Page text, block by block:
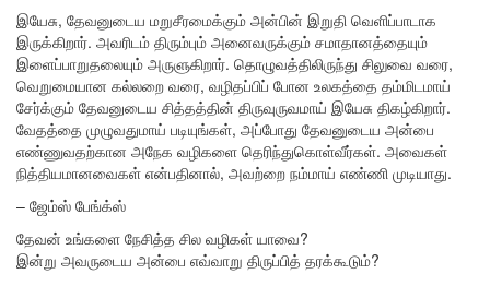
இயேசு, தேவனுடைய மறுசீரமைக்கும் அன்பின் இறுதி வெளிப்பாடாக
இருக்கிறார். அவரிடம் திரும்பும் அனைவருக்கும் சமாதானத்தையும்
இளைப்பாறுதலையும் அருளுகிறார். தொழுவத்திலிருந்து சிலுவை வரை,
வெறுமையான கல்லறை வரை, வழிதப்பிப் போன உலகத்தை தம்மிடமாய்
சேர்க்கும் தேவனுடைய சித்தத்தின் திருவுருவமாய் இயேசு திகழ்கிறார்.
வேதத்தை முழுவதுமாய் படியுங்கள், அப்போது தேவனுடைய அன்பை
எண்ணுவதற்கான அநேக வழிகளை தெரிந்துகொள்வீர்கள். அவைகள்
நித்தியமானவைகள் என்பதினால், அவற்றை நம்மாய் எண்ணி முடியாது.
– ஜேம்ஸ் பேங்க்ஸ்
தேவன் உங்களை நேசித்த சில வழிகள் யாவை?
இன்று அவருடைய அன்பை எவ்வாறு திருப்பித் தரக்கூடும்?